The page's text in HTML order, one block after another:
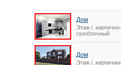
Дом
Этаж /, кирпично-
газоблочный
Дом
Этаж /,